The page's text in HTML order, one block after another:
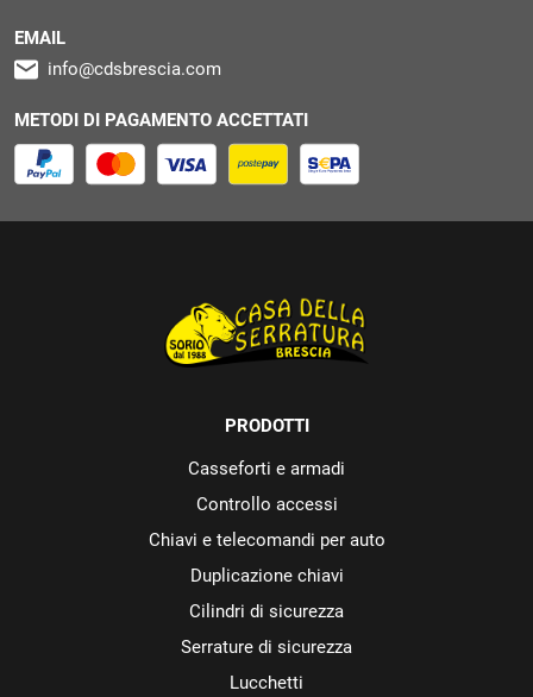
EMAIL
info@cdsbrescia.com
METODI DI PAGAMENTO ACCETTATI
PRODOTTI
Casseforti e armadi
Controllo accessi
Chiavi e telecomandi per auto
Duplicazione chiavi
Cilindri di sicurezza
Serrature di sicurezza
Lucchetti